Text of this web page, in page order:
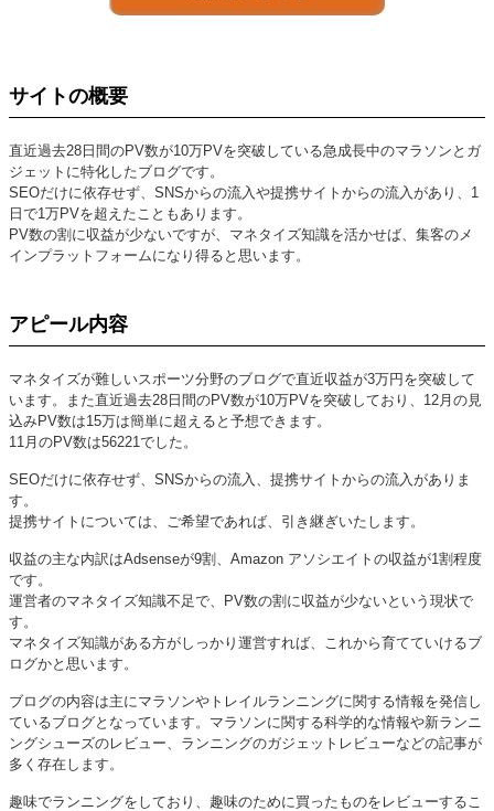
サイトの概要
直近過去28日間のPV数が10万PVを突破している急成長中のマラソンとガ
ジェットに特化したブログです。
SEOだけに依存せず、SNSからの流入や提携サイトからの流入があり、1
日で1万PVを超えたこともあります。
PV数の割に収益が少ないですが、マネタイズ知識を活かせば、集客のメ
インプラットフォームになり得ると思います。
アピール内容
マネタイズが難しいスポーツ分野のブログで直近収益が3万円を突破して
います。また直近過去28日間のPV数が10万PVを突破しており、12月の見
込みPV数は15万は簡単に超えると予想できます。
11月のPV数は56221でした。
SEOだけに依存せず、SNSからの流入、提携サイトからの流入がありま
す。
提携サイトについては、ご希望であれば、引き継ぎいたします。
収益の主な内訳はAdsenseが9割、Amazon アソシエイトの収益が1割程度
です。
運営者のマネタイズ知識不足で、PV数の割に収益が少ないという現状で
す。
マネタイズ知識がある方がしっかり運営すれば、これから育てていけるブ
ログかと思います。
ブログの内容は主にマラソンやトレイルランニングに関する情報を発信し
ているブログとなっています。マラソンに関する科学的な情報や新ランニ
ングシューズのレビュー、ランニングのガジェットレビューなどの記事が
多く存在します。
趣味でランニングをしており、趣味のために買ったものをレビューするこ